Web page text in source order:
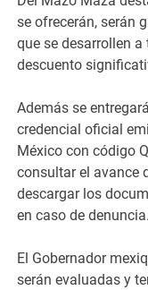
se ofrecerán, serán
que se desarrollen
descuento
Además se
credencial oficial
México con código
consultar el avance
descargar los
en caso de denuncia.
El Gobernador
serán evaluadas y